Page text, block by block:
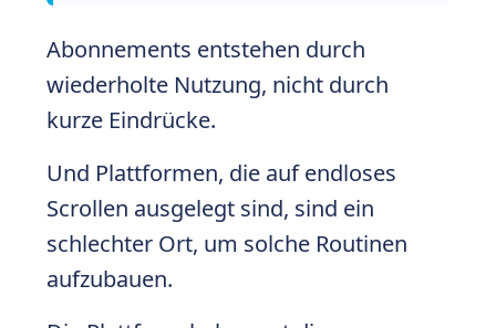
Abonnements entstehen durch
wiederholte Nutzung, nicht durch
kurze Eindrücke.
Und Plattformen, die auf endloses
Scrollen ausgelegt sind, sind ein
schlechter Ort, um solche Routinen
aufzubauen.